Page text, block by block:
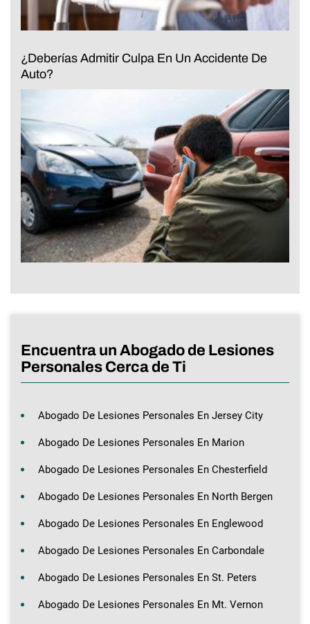
¿Deberías Admitir Culpa En Un Accidente De
Auto?
Encuentra un Abogado de Lesiones
Personales Cerca de Ti
Abogado De Lesiones Personales En Jersey City
Abogado De Lesiones Personales En Marion
Abogado De Lesiones Personales En Chesterfield
Abogado De Lesiones Personales En North Bergen
Abogado De Lesiones Personales En Englewood
Abogado De Lesiones Personales En Carbondale
Abogado De Lesiones Personales En St. Peters
Abogado De Lesiones Personales En Mt. Vernon